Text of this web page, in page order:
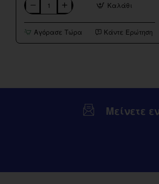
Glass
Tube
Atlantis
GT
Καλάθι
Αγόρασε Τώρα Κάντε Ερώτηση
Μείνετε